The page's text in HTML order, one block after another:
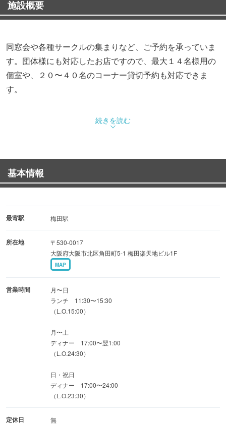
施設概要
同窓会や各種サークルの集まりなど、ご予約を承っていま
す。団体様にも対応したお店ですので、最大１４名様用の
個室や、２０〜４０名のコーナー貸切予約も対応できま
す。
続きを読む
基本情報
最寄駅 梅田駅
所在地
〒530-0017
大阪府大阪市北区角田町5-1 梅田楽天地ビル1F
MAP
営業時間
月〜日
ランチ 11:30〜15:30
（L.O.15:00）
月〜土
ディナー 17:00〜翌1:00
（L.O.24:30）
日・祝日
ディナー 17:00〜24:00
（L.O.23:30）
定休日
無